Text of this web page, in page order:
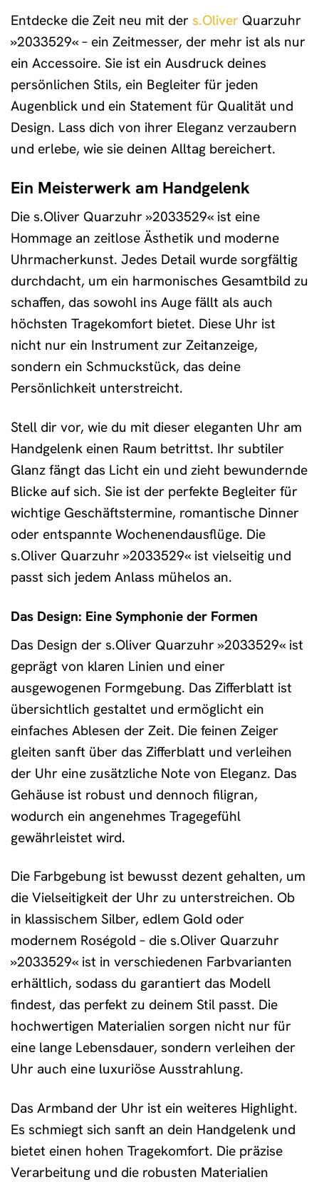
Entdecke die Zeit neu mit der s.Oliver Quarzuhr
»2033529« – ein Zeitmesser, der mehr ist als nur
ein Accessoire. Sie ist ein Ausdruck deines
persönlichen Stils, ein Begleiter für jeden
Augenblick und ein Statement für Qualität und
Design. Lass dich von ihrer Eleganz verzaubern
und erlebe, wie sie deinen Alltag bereichert.
Ein Meisterwerk am Handgelenk
Die s.Oliver Quarzuhr »2033529« ist eine
Hommage an zeitlose Ästhetik und moderne
Uhrmacherkunst. Jedes Detail wurde sorgfältig
durchdacht, um ein harmonisches Gesamtbild zu
schaffen, das sowohl ins Auge fällt als auch
höchsten Tragekomfort bietet. Diese Uhr ist
nicht nur ein Instrument zur Zeitanzeige,
sondern ein Schmuckstück, das deine
Persönlichkeit unterstreicht.
Stell dir vor, wie du mit dieser eleganten Uhr am
Handgelenk einen Raum betrittst. Ihr subtiler
Glanz fängt das Licht ein und zieht bewundernde
Blicke auf sich. Sie ist der perfekte Begleiter für
wichtige Geschäftstermine, romantische Dinner
oder entspannte Wochenendausflüge. Die
s.Oliver Quarzuhr »2033529« ist vielseitig und
passt sich jedem Anlass mühelos an.
Das Design: Eine Symphonie der Formen
Das Design der s.Oliver Quarzuhr »2033529« ist
geprägt von klaren Linien und einer
ausgewogenen Formgebung. Das Zifferblatt ist
übersichtlich gestaltet und ermöglicht ein
einfaches Ablesen der Zeit. Die feinen Zeiger
gleiten sanft über das Zifferblatt und verleihen
der Uhr eine zusätzliche Note von Eleganz. Das
Gehäuse ist robust und dennoch filigran,
wodurch ein angenehmes Tragegefühl
gewährleistet wird.
Die Farbgebung ist bewusst dezent gehalten, um
die Vielseitigkeit der Uhr zu unterstreichen. Ob
in klassischem Silber, edlem Gold oder
modernem Roségold – die s.Oliver Quarzuhr
»2033529« ist in verschiedenen Farbvarianten
erhältlich, sodass du garantiert das Modell
findest, das perfekt zu deinem Stil passt. Die
hochwertigen Materialien sorgen nicht nur für
eine lange Lebensdauer, sondern verleihen der
Uhr auch eine luxuriöse Ausstrahlung.
Das Armband der Uhr ist ein weiteres Highlight.
Es schmiegt sich sanft an dein Handgelenk und
bietet einen hohen Tragekomfort. Die präzise
Verarbeitung und die robusten Materialien